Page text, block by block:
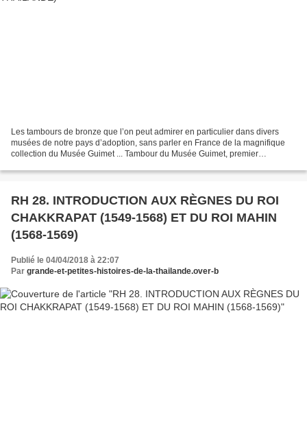
Les tambours de bronze que l’on peut admirer en particulier dans divers
musées de notre pays d’adoption, sans parler en France de la magnifique
collection du Musée Guimet ... Tambour du Musée Guimet, premier
RH 28. INTRODUCTION AUX RÈGNES DU ROI
CHAKKRAPAT (1549-1568) ET DU ROI MAHIN
(1568-1569)
Publié le 04/04/2018 à 22:07
Par grande-et-petites-histoires-de-la-thailande.over-b